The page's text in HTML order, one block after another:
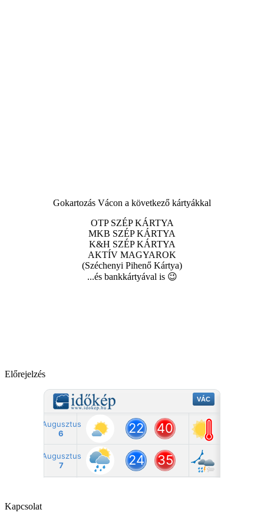
Gokartozás Vácon a következő kártyákkal
OTP SZÉP KÁRTYA
MKB SZÉP KÁRTYA
K&H SZÉP KÁRTYA
AKTÍV MAGYAROK
(Széchenyi Pihenő Kártya)
...és bankkártyával is 😉
Előrejelzés
Kapcsolat